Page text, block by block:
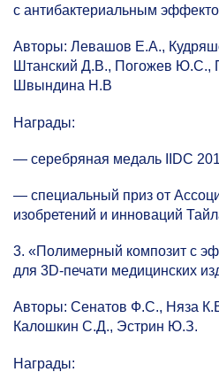
с антибактериальным
Авторы: Левашов Е.А.,
Штанский Д.В., Погожев Ю.С.,
Швындина Н.В
Награды:
— серебряная медаль IIDC
— специальный приз от
изобретений и инноваций
3. «Полимерный композит с
для 3D-печати медицинских
Авторы: Сенатов Ф.С., Няза
Калошкин С.Д., Эстрин Ю.З.
Награды: